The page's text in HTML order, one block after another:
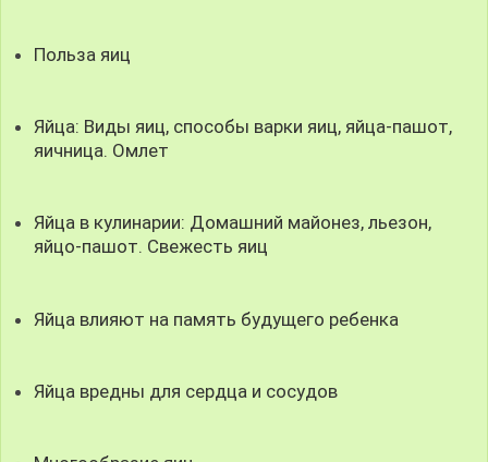
Польза яиц
Яйца: Виды яиц, способы варки яиц, яйца-пашот,
яичница. Омлет
Яйца в кулинарии: Домашний майонез, льезон,
яйцо-пашот. Свежесть яиц
Яйца влияют на память будущего ребенка
Яйца вредны для сердца и сосудов